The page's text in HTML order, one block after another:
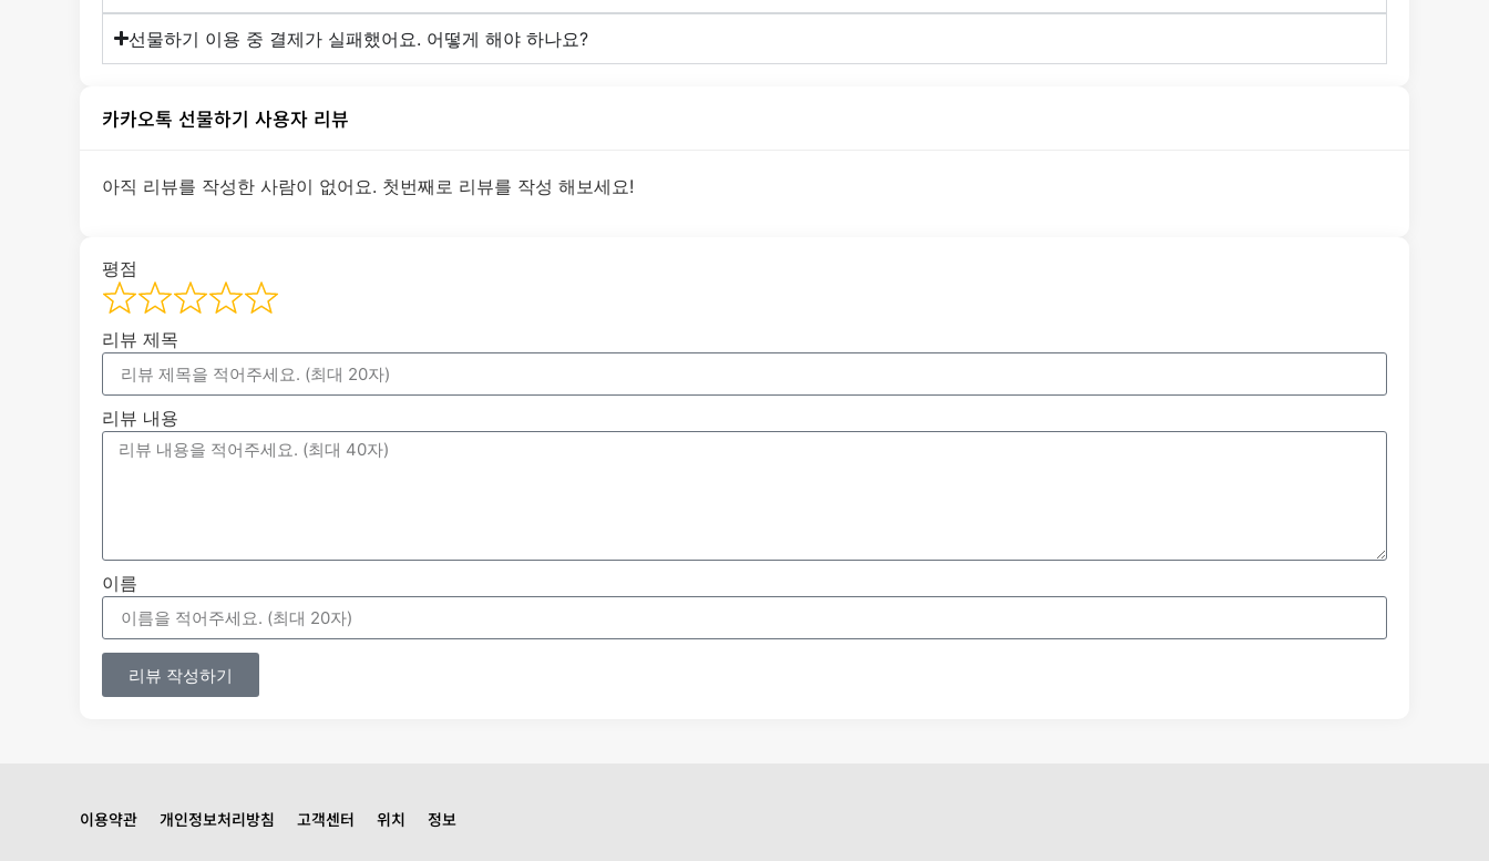
선물하기 이용 중 결제가 실패했어요. 어떻게 해야 하나요?
카카오톡 선물하기 사용자 리뷰
아직 리뷰를 작성한 사람이 없어요. 첫번째로 리뷰를 작성 해보세요!
평점
리뷰 제목
리뷰 내용
이름
리뷰 작성하기
이용약관 개인정보처리방침 고객센터 위치 정보